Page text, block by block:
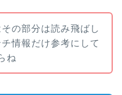
の部分は読み飛ばし
情報だけ参考にして
ね